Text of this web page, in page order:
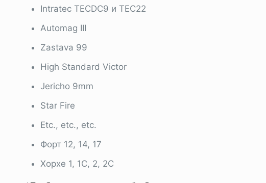
Intratec TECDC9 и TEC22
Automag III
Zastava 99
High Standard Victor
Jericho 9mm
Star Fire
Etc., etc., etc.
Форт 12, 14, 17
Хорхе 1, 1C, 2, 2C